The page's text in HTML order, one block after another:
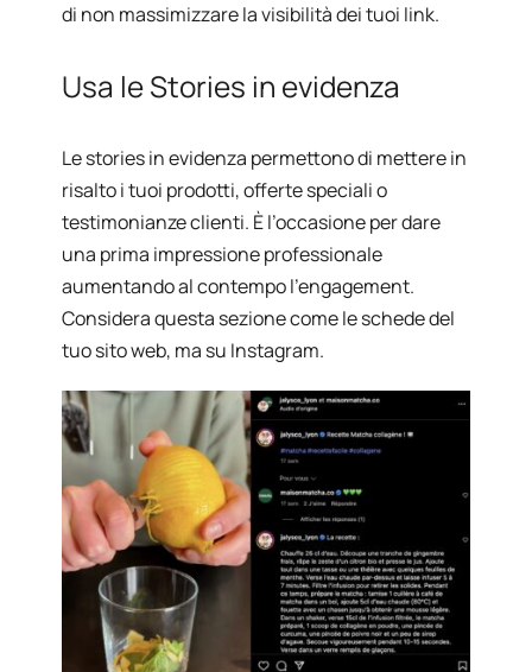
di non massimizzare la visibilità dei tuoi link.
Usa le Stories in evidenza
Le stories in evidenza permettono di mettere in
risalto i tuoi prodotti, offerte speciali o
testimonianze clienti. È l’occasione per dare
una prima impressione professionale
aumentando al contempo l’engagement.
Considera questa sezione come le schede del
tuo sito web, ma su Instagram.